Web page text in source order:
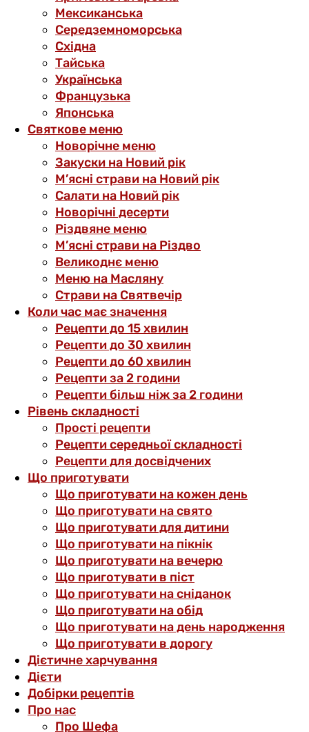
Мексиканська
Середземноморська
Східна
Тайська
Українська
Французька
Японська
Святкове меню
Новорічне меню
Закуски на Новий рік
М’ясні страви на Новий рік
Салати на Новий рік
Новорічні десерти
Різдвяне меню
М’ясні страви на Різдво
Великоднє меню
Меню на Масляну
Страви на Святвечір
Коли час має значення
Рецепти до 15 хвилин
Рецепти до 30 хвилин
Рецепти до 60 хвилин
Рецепти за 2 години
Рецепти більш ніж за 2 години
Рівень складності
Прості рецепти
Рецепти середньої складності
Рецепти для досвідчених
Що приготувати
Що приготувати на кожен день
Що приготувати на свято
Що приготувати для дитини
Що приготувати на пікнік
Що приготувати на вечерю
Що приготувати в піст
Що приготувати на сніданок
Що приготувати на обід
Що приготувати на день народження
Що приготувати в дорогу
Дієтичне харчування
Дієти
Добірки рецептів
Про нас
Про Шефа